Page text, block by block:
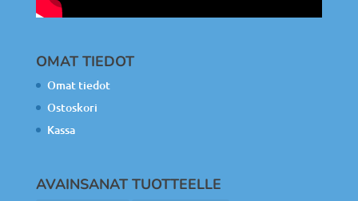
OMAT TIEDOT
Omat tiedot
Ostoskori
Kassa
AVAINSANAT TUOTTEELLE